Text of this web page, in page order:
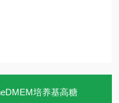
培养基高糖